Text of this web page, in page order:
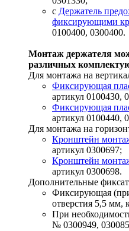
с Держатель
фиксирующими
0100400, 0300400.
Монтаж держателя
различных
Для монтажа на
Фиксирующая
артикул 0100430,
Фиксирующая
артикул 0100440,
Для монтажа на
Кронштейн
артикул 0300697;
Кронштейн
артикул 0300698.
Дополнительные
Фиксирующая
отверстия 5,5 мм,
При
№ 0300949,